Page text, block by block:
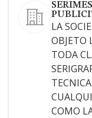
LA
OBJETO
TODA
COMO